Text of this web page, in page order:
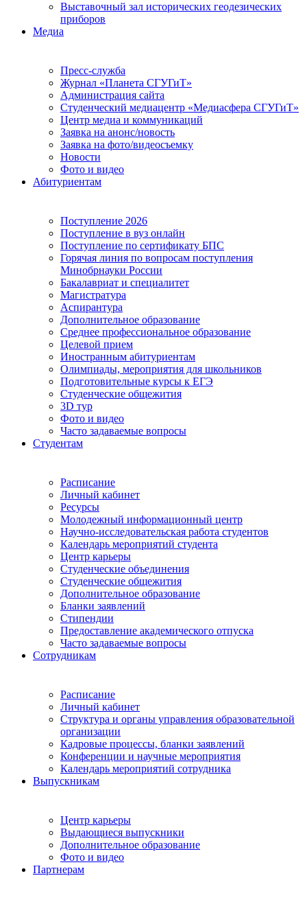
Выставочный зал исторических геодезических
приборов
Медиа
Пресс-служба
Журнал «Планета СГУГиТ»
Администрация сайта
Студенческий медиацентр «Медиасфера СГУГиТ»
Центр медиа и коммуникаций
Заявка на анонс/новость
Заявка на фото/видеосъемку
Новости
Фото и видео
Абитуриентам
Поступление 2026
Поступление в вуз онлайн
Поступление по сертификату БПС
Горячая линия по вопросам поступления
Минобрнауки России
Бакалавриат и специалитет
Магистратура
Аспирантура
Дополнительное образование
Среднее профессиональное образование
Целевой прием
Иностранным абитуриентам
Олимпиады, мероприятия для школьников
Подготовительные курсы к ЕГЭ
Студенческие общежития
3D тур
Фото и видео
Часто задаваемые вопросы
Студентам
Расписание
Личный кабинет
Ресурсы
Молодежный информационный центр
Научно-исследовательская работа студентов
Календарь мероприятий студента
Центр карьеры
Студенческие объединения
Студенческие общежития
Дополнительное образование
Бланки заявлений
Стипендии
Предоставление академического отпуска
Часто задаваемые вопросы
Сотрудникам
Расписание
Личный кабинет
Структура и органы управления образовательной
организации
Кадровые процессы, бланки заявлений
Конференции и научные мероприятия
Календарь мероприятий сотрудника
Выпускникам
Центр карьеры
Выдающиеся выпускники
Дополнительное образование
Фото и видео
Партнерам